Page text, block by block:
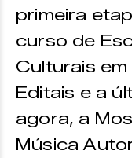
primeira
curso de
Culturais
Editais e a
agora, a
Música